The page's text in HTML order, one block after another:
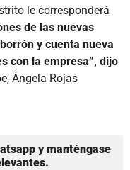
le corresponderá
de las nuevas
y cuenta nueva
con la empresa”, dijo
Ángela Rojas
y manténgase